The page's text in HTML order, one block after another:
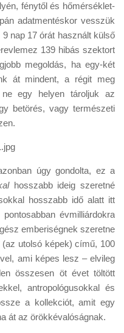
fénytől és hőmérséklet-
adatmentéskor vesszük
nap 17 órát használt külső
139 hibás szektort
megoldás, ha egy-két
át mindent, a régit meg
egy helyen tároljuk az
betörés, vagy természeti
úgy gondolta, ez a
hosszabb ideig szeretné
hosszabb idő alatt itt
évmilliárdokra
emberiségnek szeretne
(az utolsó képek) című, 100
ami képes lesz – elvileg
összesen öt évet töltött
antropológusokkal és
a kollekciót, amit egy
át az örökkévalóságnak.